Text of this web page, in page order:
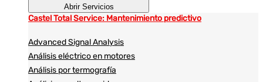
Abrir Servicios
Castel Total Service: Mantenimiento predictivo
Advanced Signal Analysis
Análisis eléctrico en motores
Análisis por termografía